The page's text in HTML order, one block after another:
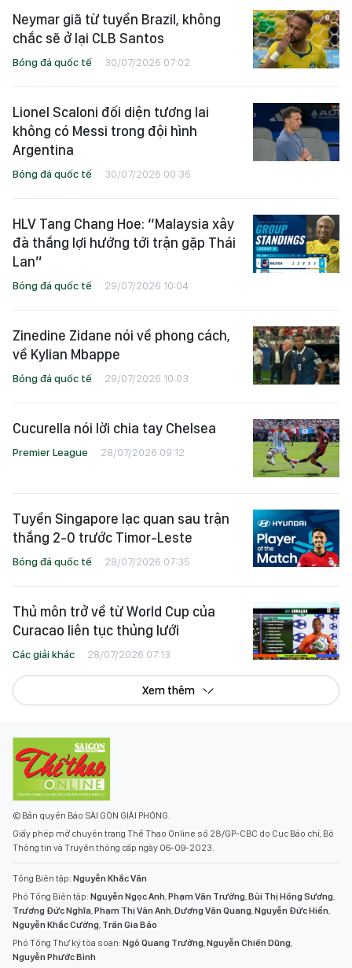
Neymar giã từ tuyển Brazil, không
chắc sẽ ở lại CLB Santos
Bóng đá quốc tế 30/07/2026 07:02
Lionel Scaloni đối diện tương lai
không có Messi trong đội hình
Argentina
Bóng đá quốc tế 30/07/2026 00:36
HLV Tang Chang Hoe: “Malaysia xây
đà thắng lợi hướng tới trận gặp Thái
Lan”
Bóng đá quốc tế 29/07/2026 10:04
Zinedine Zidane nói về phong cách,
về Kylian Mbappe
Bóng đá quốc tế 29/07/2026 10:03
Cucurella nói lời chia tay Chelsea
Premier League 28/07/2026 09:12
Tuyển Singapore lạc quan sau trận
thắng 2-0 trước Timor-Leste
Bóng đá quốc tế 28/07/2026 07:35
Thủ môn trở về từ World Cup của
Curacao liên tục thủng lưới
Các giải khác 28/07/2026 07:13
Xem thêm
© Bản quyền Báo SÀI GÒN GIẢI PHÓNG.
Giấy phép mở chuyên trang Thể Thao Online số 28/GP-CBC do Cục Báo chí, Bộ
Thông tin và Truyền thông cấp ngày 06-09-2023.
Tổng Biên tập: Nguyễn Khắc Văn
Phó Tổng Biên tập: Nguyễn Ngọc Anh Phạm Văn Trường Bùi Thị Hồng Sương
Trương Đức Nghĩa Phạm Thị Vân Anh Dương Văn Quang Nguyễn Đức Hiển
Nguyễn Khắc Cường Trần Gia Bảo
Phó Tổng Thư ký tòa soạn: Ngô Quang Trưởng Nguyễn Chiến Dũng
Nguyễn Phước Bình